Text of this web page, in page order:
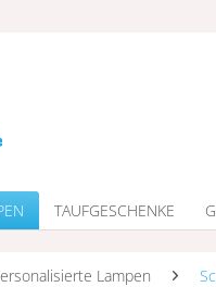
TAUFGESCHENKE
Lampen